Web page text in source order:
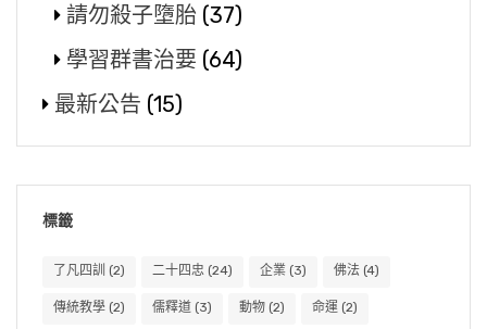
請勿殺子墮胎 (37)
學習群書治要 (64)
最新公告 (15)
標籤
了凡四訓 (2) 二十四忠 (24) 企業 (3) 佛法 (4)
傳統教學 (2) 儒釋道 (3) 動物 (2) 命運 (2)